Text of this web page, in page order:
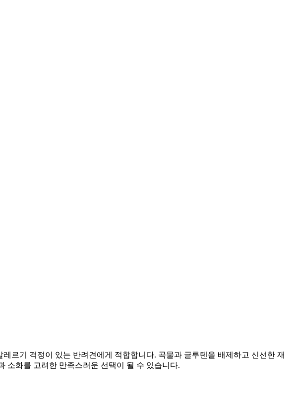
르기 걱정이 있는 반려견에게 적합합니다. 곡물과 글루텐을 배제하고 신선한 재
소화를 고려한 만족스러운 선택이 될 수 있습니다.